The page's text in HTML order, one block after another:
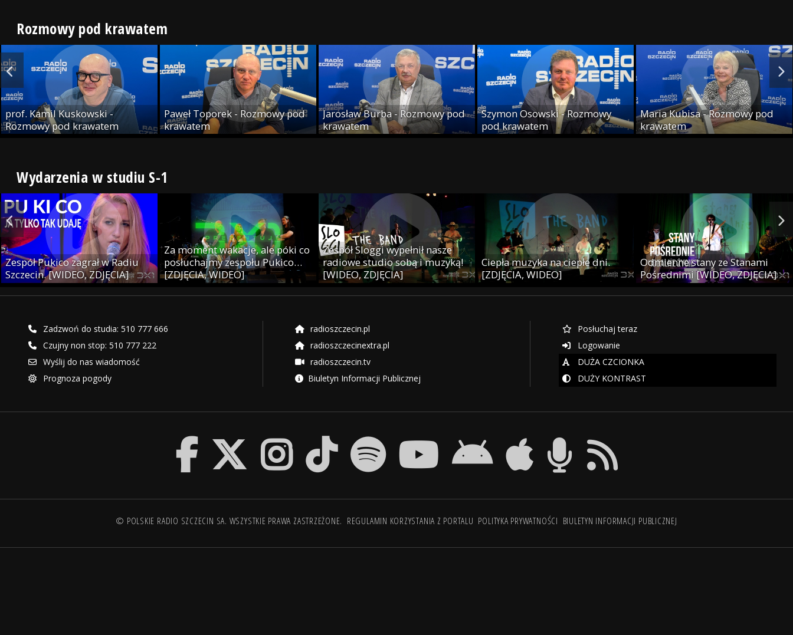
Rozmowy pod krawatem
prof. Kamil Kuskowski -
Rozmowy pod krawatem
Paweł Toporek - Rozmowy pod
krawatem
Jarosław Burba - Rozmowy pod
krawatem
Szymon Osowski - Rozmowy
pod krawatem
Maria Kubisa - Rozmowy pod
krawatem
Wydarzenia w studiu S-1
Zespół Pukico zagrał w Radiu
Szczecin. [WIDEO, ZDJĘCIA]
Za moment wakacje, ale póki co
posłuchajmy zespołu Pukico…
[ZDJĘCIA, WIDEO]
Zespół Sloggi wypełnił nasze
radiowe studio sobą i muzyką!
[WIDEO, ZDJĘCIA]
Ciepła muzyka na ciepłe dni.
[ZDJĘCIA, WIDEO]
Odmienne stany ze Stanami
Pośrednimi [WIDEO, ZDJĘCIA]
Zadzwoń do studia: 510 777 666
Czujny non stop: 510 777 222
Wyślij do nas wiadomość
Prognoza pogody
radioszczecin.pl
radioszczecinextra.pl
radioszczecin.tv
Biuletyn Informacji Publicznej
Posłuchaj teraz
Logowanie
DUŻA CZCIONKA
DUŻY KONTRAST
© POLSKIE RADIO SZCZECIN SA. WSZYSTKIE PRAWA ZASTRZEŻONE. REGULAMIN KORZYSTANIA Z PORTALU POLITYKA PRYWATNOŚCI BIULETYN INFORMACJI PUBLICZNEJ